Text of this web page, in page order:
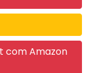
com Amazon